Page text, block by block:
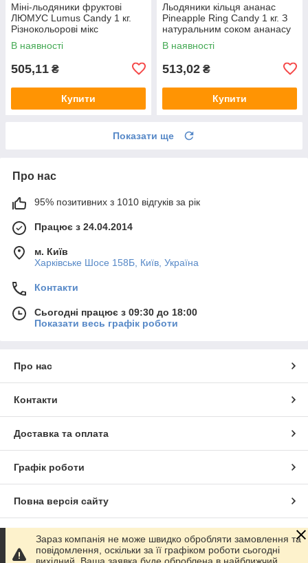
Міні-льодяники фруктові
ЛЮМУС Lumus Candy 1 кг.
Різнокольорові мікс
фруктових смаків
В наявності
505,11 ₴
Купити
Льодяники кільця ананас
Pineapple Ring Candy 1 кг. З
натуральним соком ананасу
В наявності
513,02 ₴
Купити
Показати ще
Про нас
95% позитивних з 1010 відгуків за рік
Працює з 24.04.2014
м. Київ
Харківське Шосе 158Б, Київ, Україна
Контакти
Сьогодні працює з 09:30 до 18:00
Показати весь графік роботи
Про нас
Контакти
Доставка та оплата
Графік роботи
Повна версія сайту
Сайт створено на маркетплейсі Prom.ua
Зараз компанія не може швидко обробляти замовлення та
повідомлення, оскільки за її графіком роботи сьогодні